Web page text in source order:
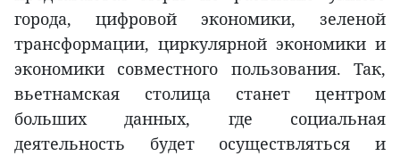
города, цифровой экономики, зеленой
трансформации, циркулярной экономики и
экономики совместного пользования. Так,
вьетнамская столица станет центром
больших данных, где социальная
деятельность будет осуществляться и